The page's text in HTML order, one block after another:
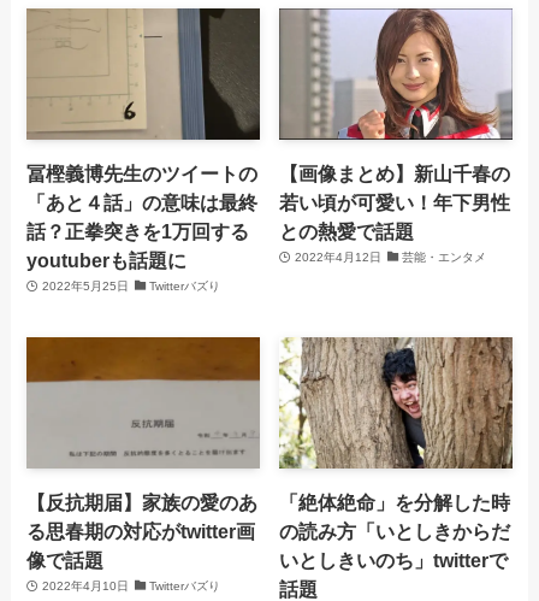
冨樫義博先生のツイートの
「あと４話」の意味は最終
話？正拳突きを1万回する
youtuberも話題に
2022年5月25日 Twitterバズり
【画像まとめ】新山千春の
若い頃が可愛い！年下男性
との熱愛で話題
2022年4月12日 芸能・エンタメ
【反抗期届】家族の愛のあ
る思春期の対応がtwitter画
像で話題
2022年4月10日 Twitterバズり
「絶体絶命」を分解した時
の読み方「いとしきからだ
いとしきいのち」twitterで
話題